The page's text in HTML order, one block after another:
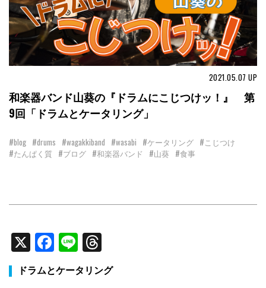
2021.05.07 UP
和楽器バンド山葵の『ドラムにこじつけッ！』 第
9回「ドラムとケータリング」
#blog #drums #wagakkiband #wasabi #ケータリング #こじつけ
#たんぱく質 #ブログ #和楽器バンド #山葵 #食事
X Facebook
Line
ドラムとケータリング